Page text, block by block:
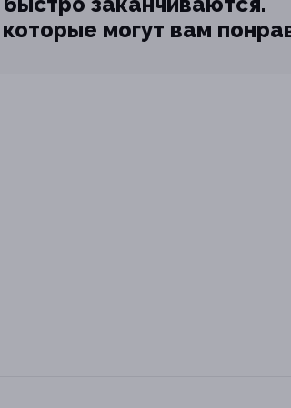
могут вам